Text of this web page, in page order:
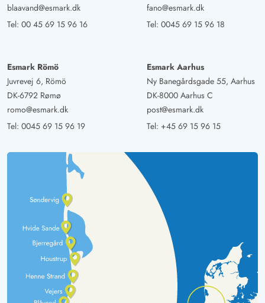
blaavand@esmark.dk
Tel: 00 45 69 15 96 16
fano@esmark.dk
Tel: 0045 69 15 96 18
Esmark Römö
Juvrevej 6, Römö
DK-6792 Rømø
romo@esmark.dk
Tel: 0045 69 15 96 19
Esmark Aarhus
Ny Banegårdsgade 55, Aarhus
DK-8000 Aarhus C
post@esmark.dk
Tel: +45 69 15 96 15